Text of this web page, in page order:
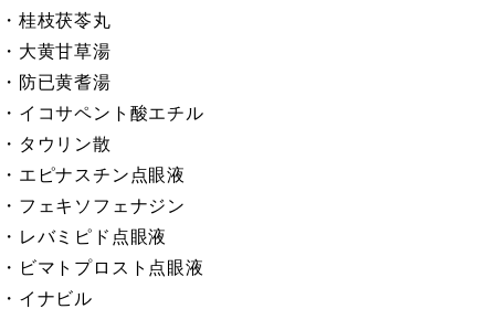
・桂枝茯苓丸
・大黄甘草湯
・防已黄耆湯
・イコサペント酸エチル
・タウリン散
・エピナスチン点眼液
・フェキソフェナジン
・レバミピド点眼液
・ビマトプロスト点眼液
・イナビル